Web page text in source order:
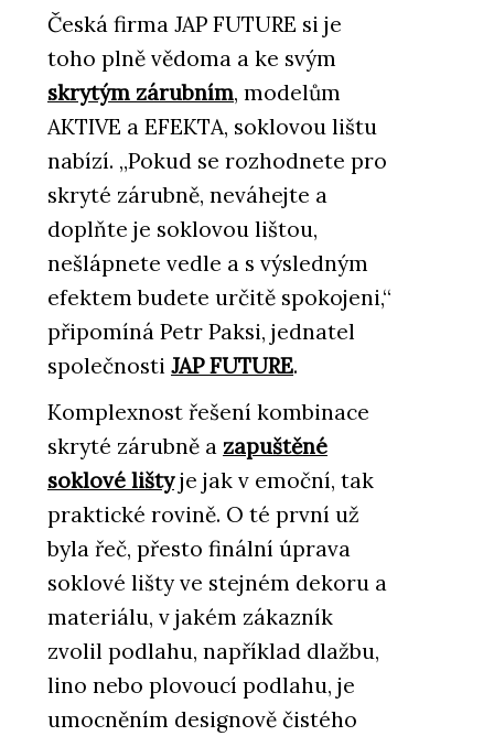
Česká firma JAP FUTURE si je
toho plně vědoma a ke svým
skrytým zárubním, modelům
AKTIVE a EFEKTA, soklovou lištu
nabízí. „Pokud se rozhodnete pro
skryté zárubně, neváhejte a
doplňte je soklovou lištou,
nešlápnete vedle a s výsledným
efektem budete určitě spokojeni,“
připomíná Petr Paksi, jednatel
společnosti JAP FUTURE.
Komplexnost řešení kombinace
skryté zárubně a zapuštěné
soklové lištyje jak v emoční, tak
praktické rovině. O té první už
byla řeč, přesto finální úprava
soklové lišty ve stejném dekoru a
materiálu, v jakém zákazník
zvolil podlahu, například dlažbu,
lino nebo plovoucí podlahu, je
umocněním designově čistého